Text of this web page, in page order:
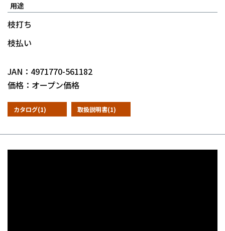
用途
枝打ち
枝払い
JAN：4971770-561182
価格：オープン価格
カタログ(1) 取扱説明書(1)